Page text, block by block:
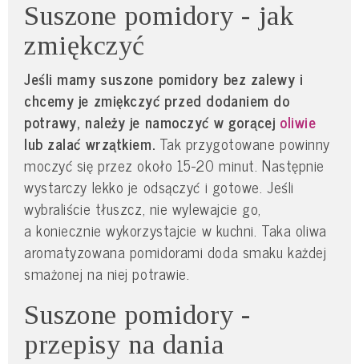
Suszone pomidory - jak
zmiękczyć
Jeśli mamy suszone pomidory bez zalewy i
chcemy je zmiękczyć przed dodaniem do
potrawy, należy je namoczyć w gorącej oliwie
lub zalać wrzątkiem. Tak przygotowane powinny
moczyć się przez około 15-20 minut. Następnie
wystarczy lekko je odsączyć i gotowe. Jeśli
wybraliście tłuszcz, nie wylewajcie go,
a koniecznie wykorzystajcie w kuchni. Taka oliwa
aromatyzowana pomidorami doda smaku każdej
smażonej na niej potrawie.
Suszone pomidory -
przepisy na dania